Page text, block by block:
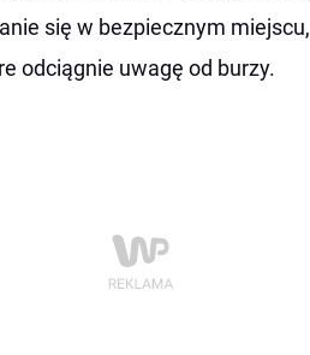
się w bezpiecznym miejscu,
odciągnie uwagę od burzy.